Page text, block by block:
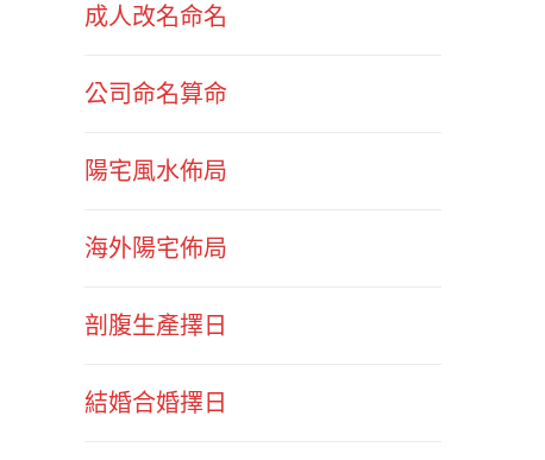
成人改名命名
公司命名算命
陽宅風水佈局
海外陽宅佈局
剖腹生產擇日
結婚合婚擇日